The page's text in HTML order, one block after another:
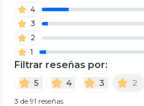
4
3
2
1
Filtrar reseñas por:
5 4 3 2
3 de 91 reseñas